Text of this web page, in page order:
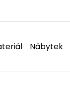
Nábytek